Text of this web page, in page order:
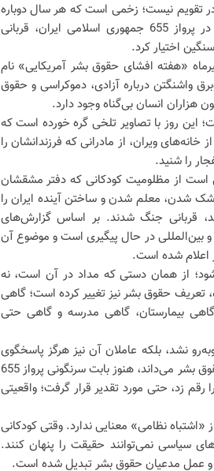
در تقویم نیست؛ زخمی است که هر سال دوباره
سر باز می‌کند. روزی که 290 انسان بی‌گناه، زن، مرد و کودک، در پرواز 655 جمهوری اسلامی ایران، قربانی
اختیار کرد.
«هفته افشای حقوق بشر آمریکایی» نام
واشنگتن درباره آزادی، دموکراسی و حقوق
انسان بی‌گناه وجود دارد.
این روز با تصاویر تلخی گره خورده است که
ویران، از مادرانی که فرزندانشان را
را شنید.
از مظلومیت کودکانی که دفتر مشقشان
شدن، معلم شدن و ساختن آینده ایران را
قربانی جنگ شدند. بر اساس گزارش‌های
بین‌المللی در حال پیگیری است و موضوع آن
اعلام شده است.
از همان دستی که مداد در آن است، نه
تعریف حقوق بشر نیز تغییر کرده است؛ گاهی
بیمارستان، گاهی مدرسه و گاهی حتی
نشد، بلکه عاملان آن نیز هرگز پاسخگوی
افکار عمومی جهان نشدند. همان کشوری که امروز خود را قاضی حقوق بشر می‌داند، هنوز بابت سرنگونی پرواز 655
رقم زد، حتی مورد تقدیر قرار گرفت؛ واقعیتی
نظامی» معنایی ندارد. وقتی کودکانی
سیاسی نمی‌توانند حقیقت را پنهان کنند.